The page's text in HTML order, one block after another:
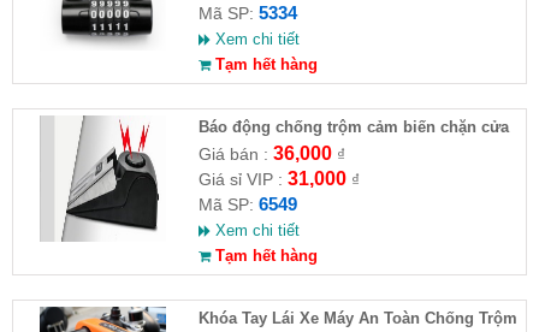
Mã SP: 5334
Xem chi tiết
Tạm hết hàng
Báo động chống trộm cảm biến chặn cửa
Giá bán : 36,000₫
Giá sỉ VIP : 31,000₫
Mã SP: 6549
Xem chi tiết
Tạm hết hàng
Khóa Tay Lái Xe Máy An Toàn Chống Trộm